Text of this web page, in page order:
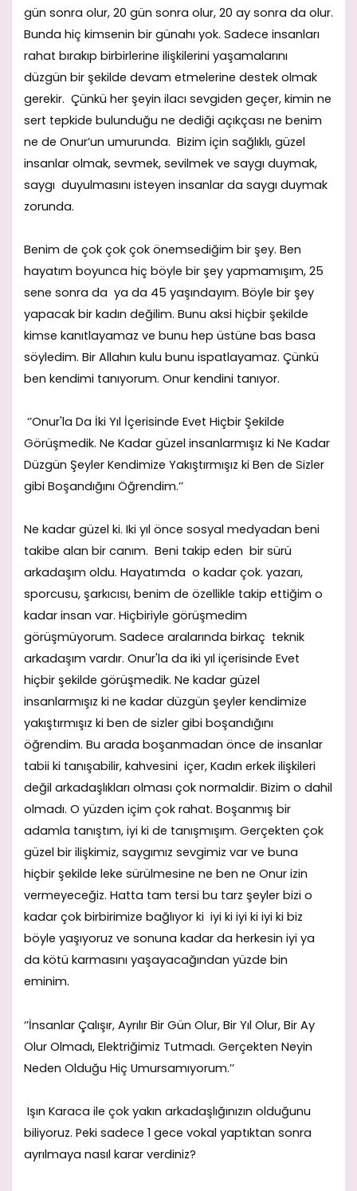
gün sonra olur, 20 gün sonra olur, 20 ay sonra da olur.
Bunda hiç kimsenin bir günahı yok. Sadece insanları
rahat bırakıp birbirlerine ilişkilerini yaşamalarını
düzgün bir şekilde devam etmelerine destek olmak
gerekir. Çünkü her şeyin ilacı sevgiden geçer, kimin ne
sert tepkide bulunduğu ne dediği açıkçası ne benim
ne de Onur’un umurunda. Bizim için sağlıklı, güzel
insanlar olmak, sevmek, sevilmek ve saygı duymak,
saygı duyulmasını isteyen insanlar da saygı duymak
zorunda.
Benim de çok çok çok önemsediğim bir şey. Ben
hayatım boyunca hiç böyle bir şey yapmamışım, 25
sene sonra da ya da 45 yaşındayım. Böyle bir şey
yapacak bir kadın değilim. Bunu aksi hiçbir şekilde
kimse kanıtlayamaz ve bunu hep üstüne bas basa
söyledim. Bir Allahın kulu bunu ispatlayamaz. Çünkü
ben kendimi tanıyorum. Onur kendini tanıyor.
‘’Onur'la Da İki Yıl İçerisinde Evet Hiçbir Şekilde
Görüşmedik. Ne Kadar güzel insanlarmışız ki Ne Kadar
Düzgün Şeyler Kendimize Yakıştırmışız ki Ben de Sizler
gibi Boşandığını Öğrendim.’’
Ne kadar güzel ki. Iki yıl önce sosyal medyadan beni
takibe alan bir canım. Beni takip eden bir sürü
arkadaşım oldu. Hayatımda o kadar çok. yazarı,
sporcusu, şarkıcısı, benim de özellikle takip ettiğim o
kadar insan var. Hiçbiriyle görüşmedim
görüşmüyorum. Sadece aralarında birkaç teknik
arkadaşım vardır. Onur'la da iki yıl içerisinde Evet
hiçbir şekilde görüşmedik. Ne kadar güzel
insanlarmışız ki ne kadar düzgün şeyler kendimize
yakıştırmışız ki ben de sizler gibi boşandığını
öğrendim. Bu arada boşanmadan önce de insanlar
tabii ki tanışabilir, kahvesini içer, Kadın erkek ilişkileri
değil arkadaşlıkları olması çok normaldir. Bizim o dahil
olmadı. O yüzden içim çok rahat. Boşanmış bir
adamla tanıştım, iyi ki de tanışmışım. Gerçekten çok
güzel bir ilişkimiz, saygımız sevgimiz var ve buna
hiçbir şekilde leke sürülmesine ne ben ne Onur izin
vermeyeceğiz. Hatta tam tersi bu tarz şeyler bizi o
kadar çok birbirimize bağlıyor ki iyi ki iyi ki iyi ki biz
böyle yaşıyoruz ve sonuna kadar da herkesin iyi ya
da kötü karmasını yaşayacağından yüzde bin
eminim.
‘’İnsanlar Çalışır, Ayrılır Bir Gün Olur, Bir Yıl Olur, Bir Ay
Olur Olmadı, Elektriğimiz Tutmadı. Gerçekten Neyin
Neden Olduğu Hiç Umursamıyorum.’’
Işın Karaca ile çok yakın arkadaşlığınızın olduğunu
biliyoruz. Peki sadece 1 gece vokal yaptıktan sonra
ayrılmaya nasıl karar verdiniz?